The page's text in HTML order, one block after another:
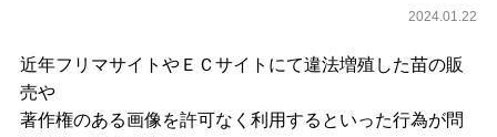
2024.01.22
近年フリマサイトやＥＣサイトにて違法増殖した苗の販
売や
著作権のある画像を許可なく利用するといった行為が問